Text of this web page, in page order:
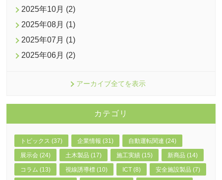
2025年10月 (2)
2025年08月 (1)
2025年07月 (1)
2025年06月 (2)
アーカイブ全てを表示
カテゴリ
トピックス (37) 企業情報 (31) 自動運転関連 (24)
展示会 (24) 土木製品 (17) 施工実績 (15) 新商品 (14)
コラム (13) 視線誘導標 (10) ICT (8) 安全施設製品 (7)